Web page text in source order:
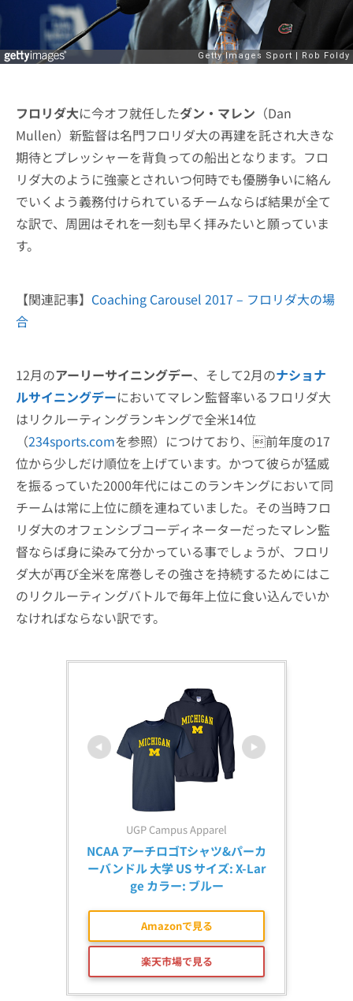
フロリダ大に今オフ就任したダン・マレン （Dan
Mullen）新監督は名門フロリダ大の再建を託され大きな
期待とプレッシャーを背負っての船出となります。フロ
リダ大のように強豪とされいつ何時でも優勝争いに絡ん
でいくよう義務付けられているチームならば結果が全て
な訳で、周囲はそれを一刻も早く拝みたいと願っていま
す。
【関連記事】 Coaching Carousel 2017 – フロリダ大の場
合
12月のアーリーサイニングデー、そして2月のナショナ
ルサイニングデーにおいてマレン監督率いるフロリダ大
はリクルーティングランキングで全米14位
（234sports.comを参照）につけており、前年度の17
位から少しだけ順位を上げています。かつて彼らが猛威
を振るっていた2000年代にはこのランキングにおいて同
チームは常に上位に顔を連ねていました。その当時フロ
リダ大のオフェンシブコーディネーターだったマレン監
督ならば身に染みて分かっている事でしょうが、フロリ
ダ大が再び全米を席巻しその強さを持続するためにはこ
のリクルーティングバトルで毎年上位に食い込んでいか
なければならない訳です。
UGP Campus Apparel
NCAA アーチロゴTシャツ&パーカ
ーバンドル 大学 US サイズ: X-Lar
ge カラー: ブルー
Amazonで見る
楽天市場で見る